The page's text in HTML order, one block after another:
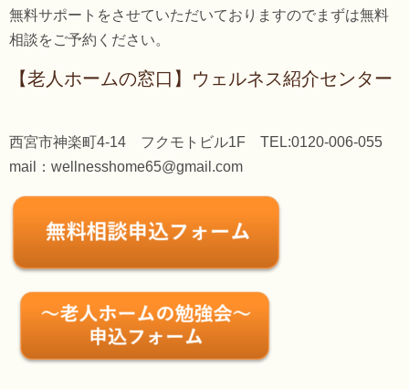
無料サポートをさせていただいておりますのでまずは無料
相談をご予約ください。
【老人ホームの窓口】ウェルネス紹介センター
西宮市神楽町4-14 フクモトビル1F TEL:0120-006-055
mail：wellnesshome65@gmail.com